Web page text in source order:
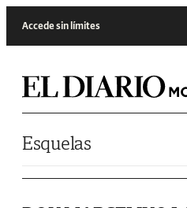
Accede sin límites
Esquelas